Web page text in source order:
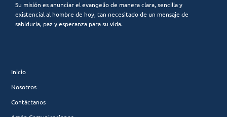
Su misión es anunciar el evangelio de manera clara, sencilla y
existencial al hombre de hoy, tan necesitado de un mensaje de
sabiduría, paz y esperanza para su vida.
Inicio
Nosotros
Contáctanos